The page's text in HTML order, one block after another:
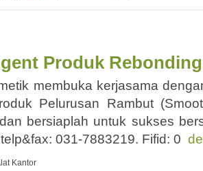
Produk
membuka kerjasama
Pelurusan Rambut
bersiaplah untuk sukses
031-7883219. Fifid: 0
Kantor